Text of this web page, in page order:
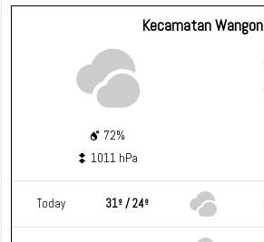
Kecamatan Wangon
72%
1011 hPa
Today 31º / 24º